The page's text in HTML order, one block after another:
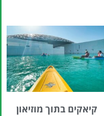
קיאקים בתוך מוזיאון